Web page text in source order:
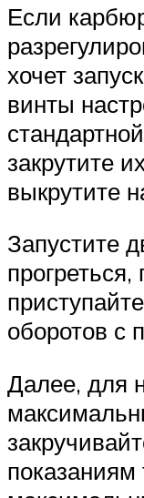
Если
хочет
винты
закрутите
выкрутите
Запустите
прогреться,
оборотов с
Далее, для
показаниям